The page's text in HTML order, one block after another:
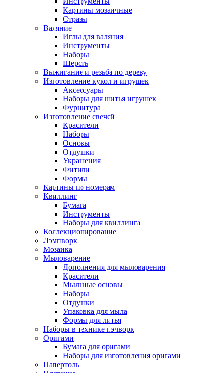
Картины мозаичные
Стразы
Валяние
Иглы для валяния
Инструменты
Наборы
Шерсть
Выжигание и резьба по дереву
Изготовление кукол и игрушек
Аксессуары
Наборы для шитья игрушек
Фурнитура
Изготовление свечей
Красители
Наборы
Основы
Отдушки
Украшения
Фитили
Формы
Картины по номерам
Квиллинг
Бумага
Инструменты
Наборы для квиллинга
Коллекционирование
Лэмпворк
Мозаика
Мыловарение
Дополнения для мыловарения
Красители
Мыльные основы
Наборы
Отдушки
Упаковка для мыла
Формы для литья
Наборы в технике пэчворк
Оригами
Бумага для оригами
Наборы для изготовления оригами
Папертоль